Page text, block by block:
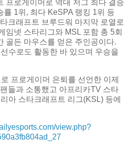
프로게이머로 역대 저그 최다 결승
률 1위, 최다 KeSPA 랭킹 1위 등
크래프트 브루드워 마지막 로열로
임넷 스타리그와 MSL 포함 총 5회
골든 마우스를 얻은 주인공이다.
수로도 활동한 바 있으며 우승을
프로게이머 은퇴를 선언한 이제
들과 소통했고 아프리카TV 스타
아 스타크래프트 리그(KSL) 등에
view.php?